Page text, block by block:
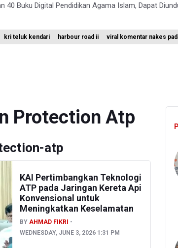
40 Buku Digital Pendidikan Agama Islam, Dapat
Tiga WNI Korban TPPO dari Libya
kri teluk kendari harbour road ii viral komentar nakes
Protection Atp
atp
KAI Pertimbangkan Teknologi
ATP pada Jaringan Kereta Api
Konvensional untuk
Meningkatkan Keselamatan
BY AHMAD FIKRI
WEDNESDAY, JUNE 3, 2026 1:31 PM